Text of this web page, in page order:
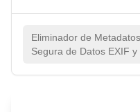
Eliminador de
Segura de Datos EXIF